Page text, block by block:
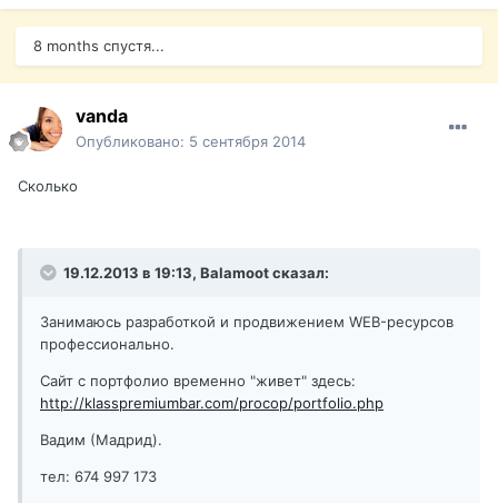
8 months спустя...
vanda
Опубликовано: 5 сентября 2014
Сколько
19.12.2013 в 19:13, Balamoot сказал:
Занимаюсь разработкой и продвижением WEB-ресурсов
профессионально.
Сайт с портфолио временно "живет" здесь:
http://klasspremiumbar.com/procop/portfolio.php
Вадим (Мадрид).
тел: 674 997 173